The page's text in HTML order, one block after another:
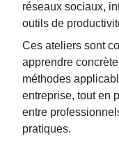
réseaux sociaux,
outils de
Ces ateliers sont
apprendre
méthodes
entreprise, tout en
entre
pratiques.